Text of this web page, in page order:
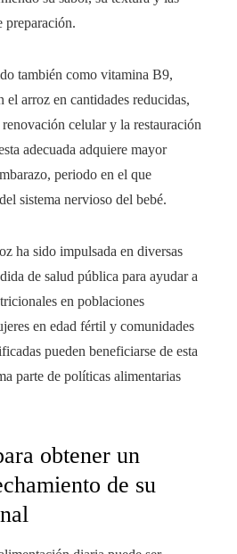
preparación.
también como vitamina B9,
el arroz en cantidades reducidas,
celular y la restauración
adecuada adquiere mayor
periodo en el que
sistema nervioso del bebé.
ha sido impulsada en diversas
de salud pública para ayudar a
en poblaciones
en edad fértil y comunidades
pueden beneficiarse de esta
parte de políticas alimentarias
obtener un
de su